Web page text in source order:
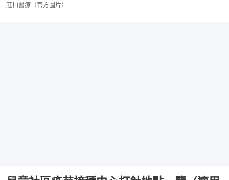
莊柏醫療（官方圖片）